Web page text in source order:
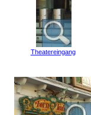
Theatereingang